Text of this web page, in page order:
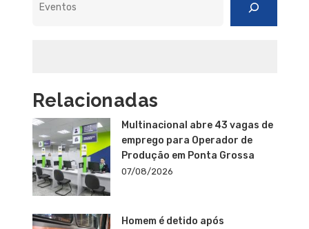
Relacionadas
Multinacional abre 43 vagas de
emprego para Operador de
Produção em Ponta Grossa
07/08/2026
Homem é detido após